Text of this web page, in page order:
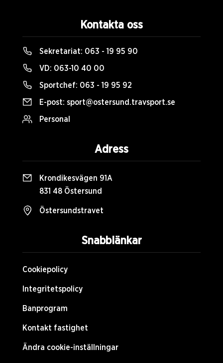
Snabblänkar
Cookiepolicy
Integritetspolicy
Banprogram
Kontakt fastighet
Ändra cookie-inställningar
Kontakta oss
Sekretariat: 063 - 19 95 90
VD: 063-10 40 00
Sportchef: 063 - 19 95 92
E-post: sport@ostersund.travsport.se
Personal
Adress
Krondikesvägen 91A
831 48 Östersund
Östersundstravet